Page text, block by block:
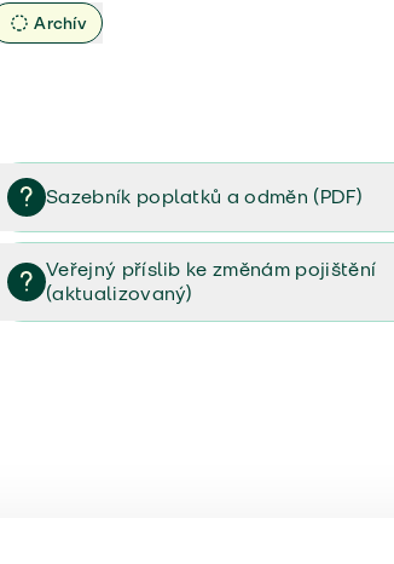
Archív
Sazebník poplatků a odměn (PDF)
Sazebník poplatků a odměn (PDF)
Veřejný příslib ke změnám pojištění
(aktualizovaný)